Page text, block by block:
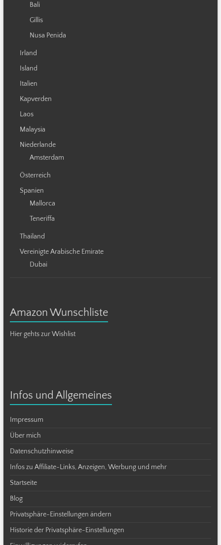
Bali
Gillis
Nusa Penida
Irland
Island
Italien
Kapverden
Laos
Malaysia
Niederlande
Amsterdam
Österreich
Spanien
Mallorca
Teneriffa
Thailand
Vereinigte Arabische Emirate
Dubai
Amazon Wunschliste
Hier gehts zur Wishlist
Infos und Allgemeines
Impressum
Über mich
Datenschutzhinweise
Infos zu Affiliate-Links, Anzeigen, Werbung und mehr
Startseite
Blog
Privatsphäre-Einstellungen ändern
Historie der Privatsphäre-Einstellungen